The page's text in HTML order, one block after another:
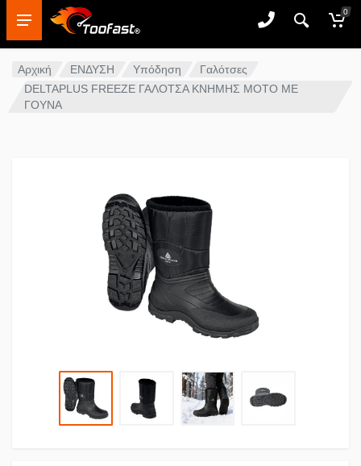
0
Αρχική ΕΝΔΥΣΗ Υπόδηση
Γαλότσες
DELTAPLUS FREEZE ΓΑΛΟΤΣΑ ΚΝΗΜΗΣ MOTO ΜΕ
ΓΟΥΝΑ